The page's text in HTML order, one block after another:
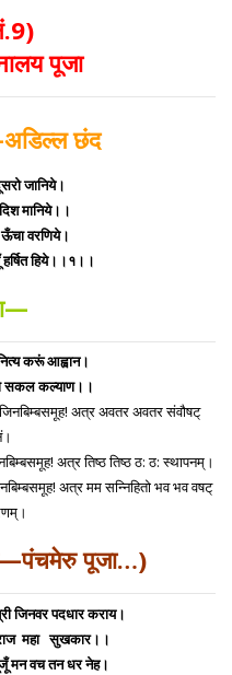
पूजा
छंद
जानिये।
मानिये।।
वरणिये।
हिये।।१।।
करूं आह्वान।
सकल कल्याण।।
अत्र अवतर अवतर संवौषट्
अत्र तिष्ठ तिष्ठ ठ: ठ: स्थापनम्।
अत्र मम सन्निहितो भव भव वषट्
पूजा…)
जिनवर पदधार कराय।
महा सुखकार।।
मन वच तन धर नेह।